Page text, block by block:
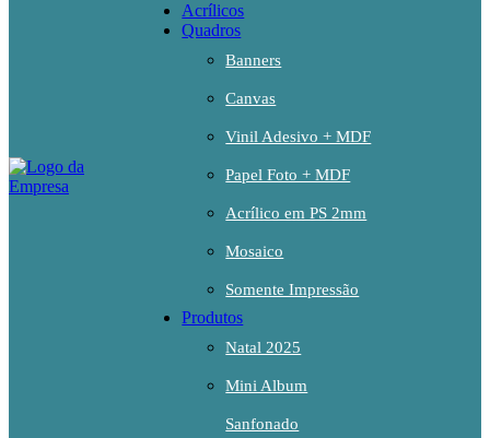
Acrílicos
Quadros
Banners
Canvas
Vinil Adesivo + MDF
Papel Foto + MDF
Acrílico em PS 2mm
Mosaico
Somente Impressão
Produtos
Natal 2025
Mini Album
Sanfonado